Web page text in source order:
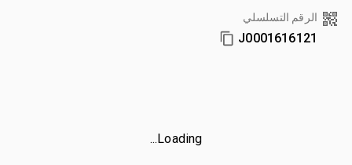
الرقم التسلسلي
J0001616121
Loading...